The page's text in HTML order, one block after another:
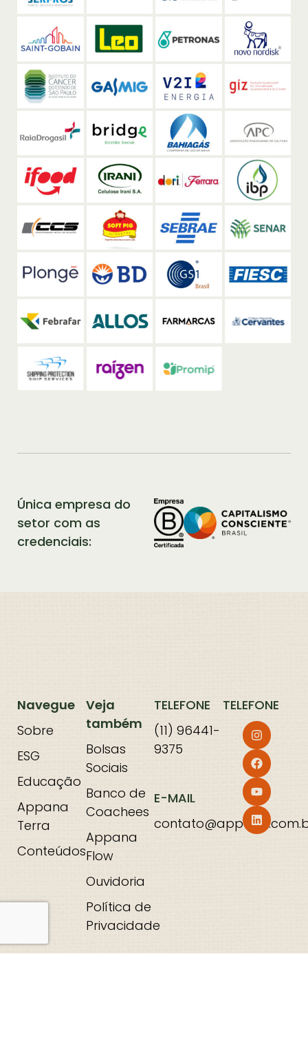
Única empresa do
setor com as
credenciais:
Navegue
Sobre
ESG
Educação
Appana
Terra
Conteúdos
Veja
também
Bolsas
Sociais
Banco de
Coachees
Appana
Flow
Ouvidoria
Política de
Privacidade
TELEFONE
(11) 96441-
9375
E-MAIL
TELEFONE